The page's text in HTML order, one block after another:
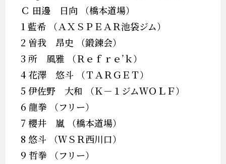
Ｃ 田邊 日向 （橋本道場）
1 藍希 （ＡＸＳＰＥＡＲ池袋ジム）
2 曽我 昂史 （鍛錬会）
3 所 風雅 （Ｒｅｆｒｅ’ｋ）
4 花澤 悠斗 （ＴＡＲＧＥＴ）
5 伊佐野 大和 （Ｋ－１ジムＷＯＬＦ）
6 龍拳 （フリー）
7 櫻井 嵐 （橋本道場）
8 悠斗 （ＷＳＲ西川口）
9 哲拳 （フリー）